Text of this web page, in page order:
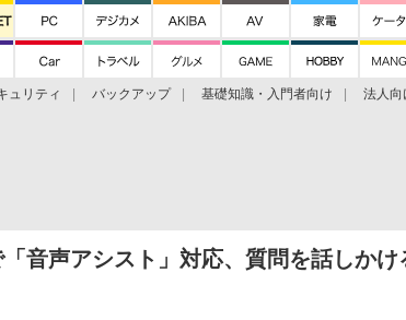
ュリティ バックアップ 基礎知識・入門者向け 法人向
音声アシスト」対応、質問を話しかけ